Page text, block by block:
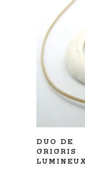
DUO DE
GRIGRIS
LUMINEUX